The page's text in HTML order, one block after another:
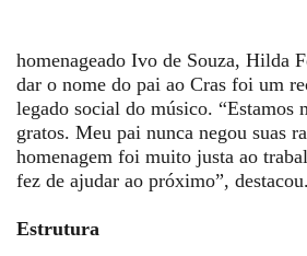
homenageado Ivo de Souza, Hilda
dar o nome do pai ao Cras foi um
legado social do músico. “Estamos
gratos. Meu pai nunca negou suas
homenagem foi muito justa ao
fez de ajudar ao próximo”, destacou.
Estrutura